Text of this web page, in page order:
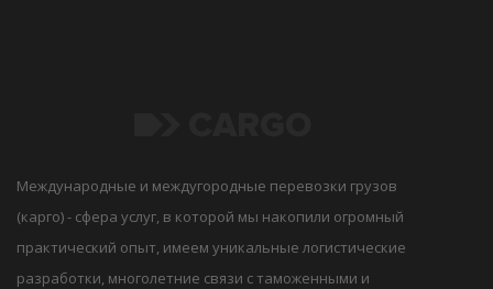
Международные и междугородные перевозки грузов
(карго) - сфера услуг, в которой мы накопили огромный
практический опыт, имеем уникальные логистические
разработки, многолетние связи с таможенными и